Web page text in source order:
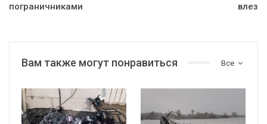
пограничниками
влез
Все
Вам также могут понравиться